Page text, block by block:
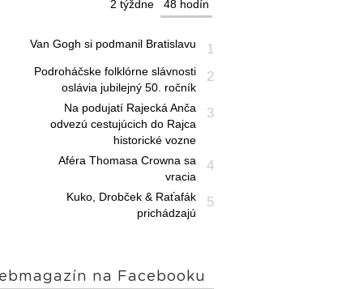
48 hodín
2 týždne
1
Van Gogh si podmanil Bratislavu
2
Podroháčske folklórne slávnosti
oslávia jubilejný 50. ročník
3
Na podujatí Rajecká Anča
odvezú cestujúcich do Rajca
historické vozne
4
Aféra Thomasa Crowna sa
vracia
5
Kuko, Drobček & Raťafák
prichádzajú
na Facebooku